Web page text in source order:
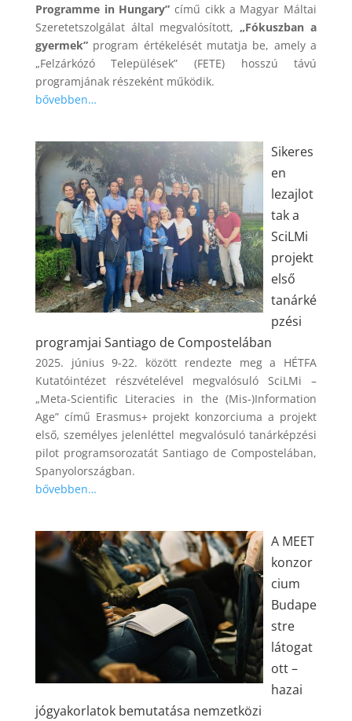
Programme in Hungary” című cikk a Magyar Máltai
Szeretetszolgálat által megvalósított,„Fókuszban a
gyermek”program értékelését mutatja be, amely a
„Felzárkózó Települések” (FETE) hosszú távú
programjának részeként működik.
bővebben…
Sikeres
en
lezajlot
tak a
SciLMi
projekt
első
tanárké
pzési
programjai Santiago de Compostelában
2025. június 9-22. között rendezte meg a HÉTFA
Kutatóintézet részvételével megvalósuló SciLMi –
„Meta-Scientific Literacies in the (Mis-)Information
Age” című Erasmus+ projekt konzorciuma a projekt
első, személyes jelenléttel megvalósuló tanárképzési
pilot programsorozatát Santiago de Compostelában,
Spanyolországban.
bővebben…
A MEET
konzor
cium
Budape
stre
látogat
ott –
hazai
jógyakorlatok bemutatása nemzetközi